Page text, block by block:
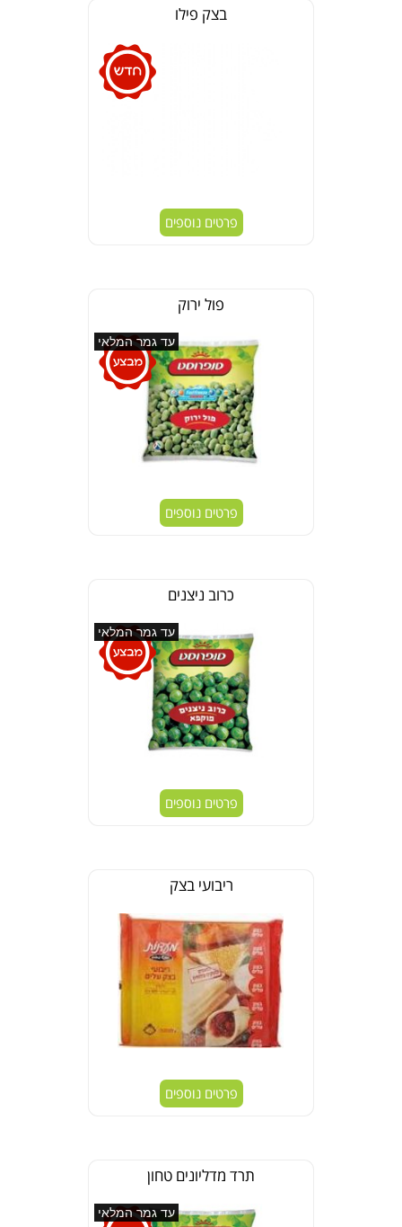
בצק פילו
פרטים נוספים
פול ירוק
עד גמר המלאי
פרטים נוספים
כרוב ניצנים
עד גמר המלאי
פרטים נוספים
ריבועי בצק
פרטים נוספים
תרד מדליונים טחון
עד גמר המלאי